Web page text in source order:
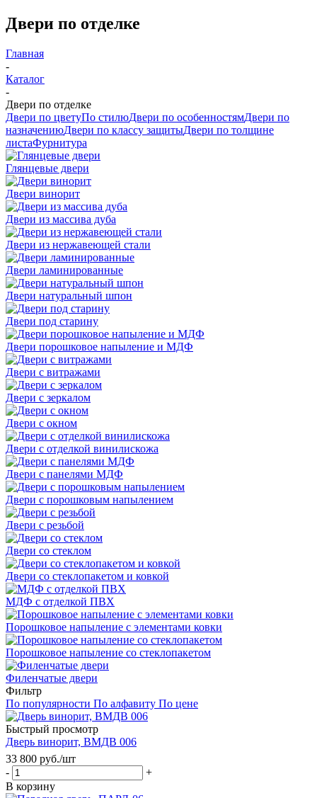
Двери по отделке
Главная
-
Каталог
-
Двери по отделке
Двери по цветуПо стилюДвери по особенностямДвери по
назначениюДвери по классу защитыДвери по толщине
листаФурнитура
Глянцевые двери
Двери винорит
Двери из массива дуба
Двери из нержавеющей стали
Двери ламинированные
Двери натуральный шпон
Двери под старину
Двери порошковое напыление и МДФ
Двери с витражами
Двери с зеркалом
Двери с окном
Двери с отделкой винилискожа
Двери с панелями МДФ
Двери с порошковым напылением
Двери с резьбой
Двери со стеклом
Двери со стеклопакетом и ковкой
МДФ с отделкой ПВХ
Порошковое напыление с элементами ковки
Порошковое напыление со стеклопакетом
Филенчатые двери
Фильтр
По популярности По алфавиту По цене
Быстрый просмотр
Дверь винорит, ВМДВ 006
33 800 руб./шт
-
+
В корзину